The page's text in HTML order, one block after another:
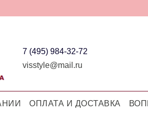
7 (495) 984-32-72
visstyle@mail.ru
ОПЛАТА И ДОСТАВКА